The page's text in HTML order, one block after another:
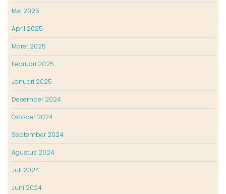
Mei 2025
April 2025
Maret 2025
Februari 2025
Januari 2025
Desember 2024
Oktober 2024
September 2024
Agustus 2024
Juli 2024
Juni 2024